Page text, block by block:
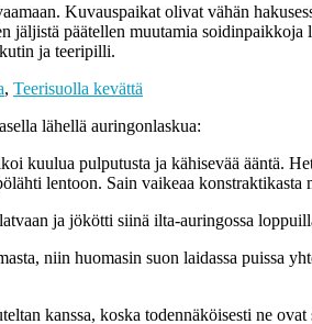
Kuvauspaikat olivat vähän
päätellen muutamia
ja teeripilli.
, Teerisuolla kevättä
lähellä auringonlaskua:
kuulua pulputusta ja kähisevää ääntä.
lentoon. Sain vaikeaa
ja jökötti siinä ilta-auringossa
niin huomasin suon laidassa puissa
kanssa, koska todennäköisesti ne